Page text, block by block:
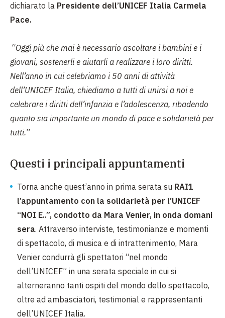
dichiarato la Presidente dell’UNICEF Italia Carmela
Pace.
“Oggi più che mai è necessario ascoltare i bambini e i
giovani, sostenerli e aiutarli a realizzare i loro diritti.
Nell’anno in cui celebriamo i 50 anni di attività
dell’UNICEF Italia, chiediamo a tutti di unirsi a noi e
celebrare i diritti dell’infanzia e l’adolescenza, ribadendo
quanto sia importante un mondo di pace e solidarietà per
tutti.”
Questi i principali appuntamenti
Torna anche quest’anno in prima serata su RAI1
l’appuntamento con la solidarietà per l’UNICEF
“NOI E..”, condotto da Mara Venier, in onda domani
sera. Attraverso interviste, testimonianze e momenti
di spettacolo, di musica e di intrattenimento, Mara
Venier condurrà gli spettatori “nel mondo
dell’UNICEF” in una serata speciale in cui si
alterneranno tanti ospiti del mondo dello spettacolo,
oltre ad ambasciatori, testimonial e rappresentanti
dell’UNICEF Italia.